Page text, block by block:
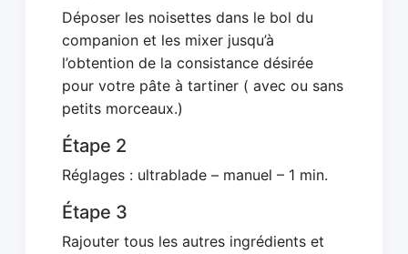
Déposer les noisettes dans le bol du
companion et les mixer jusqu’à
l’obtention de la consistance désirée
pour votre pâte à tartiner ( avec ou sans
petits morceaux.)
Étape 2
Réglages : ultrablade – manuel – 1 min.
Étape 3
Rajouter tous les autres ingrédients et